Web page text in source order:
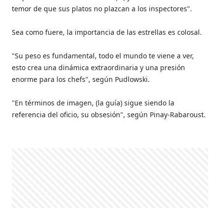
temor de que sus platos no plazcan a los inspectores".
Sea como fuere, la importancia de las estrellas es colosal.
"Su peso es fundamental, todo el mundo te viene a ver,
esto crea una dinámica extraordinaria y una presión
enorme para los chefs", según Pudlowski.
"En términos de imagen, (la guía) sigue siendo la
referencia del oficio, su obsesión", según Pinay-Rabaroust.